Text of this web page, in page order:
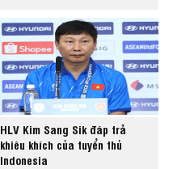
HLV Kim Sang Sik đáp trả
khiêu khích của tuyển thủ
Indonesia